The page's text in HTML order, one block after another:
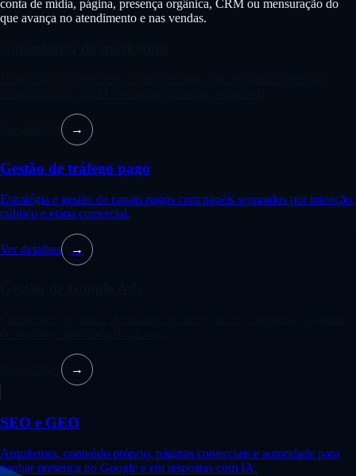
conta de mídia, página, presença orgânica, CRM ou mensuração do
que avança no atendimento e nas vendas.
→
Gestão de tráfego pago
Estratégia e gestão de canais pagos com papéis separados por intenção,
público e etapa comercial.
Ver detalhes →
→
SEO e GEO
Arquitetura, conteúdo próprio, páginas comerciais e autoridade para
ganhar presença no Google e em respostas com IA.